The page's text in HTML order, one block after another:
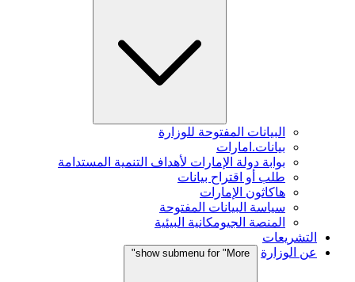
البيانات المفتوحة للوزارة
بيانات.امارات
بوابة دولة الإمارات لأهداف التنمية المستدامة
طلب أو اقتراح بيانات
هاكاثون الإمارات
سياسة البيانات المفتوحة
المنصة الجيومكانية البيئية
التشريعات
عن الوزارة
show submenu for "More"